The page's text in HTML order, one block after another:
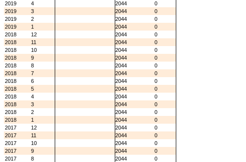
2019
4 2044
0
2019
3 2044
0
2019
2 2044
0
2019
1 2044
0
2018
12 2044
0
2018
11 2044
0
2018
10 2044
0
2018
9 2044
0
2018
8 2044
0
2018
7 2044
0
2018
6 2044
0
2018
5 2044
0
2018
4 2044
0
2018
3 2044
0
2018
2 2044
0
2018
1 2044
0
2017
12 2044
0
2017
11 2044
0
2017
10 2044
0
2017
9 2044
0
2017
8 2044
0